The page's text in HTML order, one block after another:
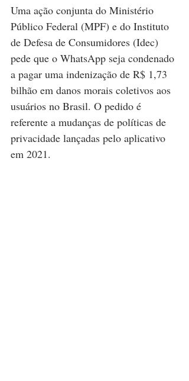
Uma ação conjunta do Ministério
Público Federal (MPF) e do Instituto
de Defesa de Consumidores (Idec)
pede que o WhatsApp seja condenado
a pagar uma indenização de R$ 1,73
bilhão em danos morais coletivos aos
usuários no Brasil. O pedido é
referente a mudanças de políticas de
privacidade lançadas pelo aplicativo
em 2021.